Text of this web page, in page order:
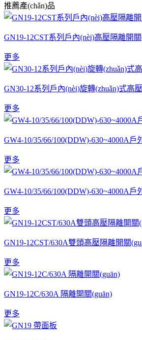
推薦產(chǎn)品
GN19-12CST系列戶內(nèi)高壓隔離開關
更多
GN30-12系列戶內(nèi)旋轉(zhuǎn)式高
更多
GW4-10/35/66/100(DDW)-630~4000A
更多
GW4-10/35/66/100(DDW)-630~4000A
更多
GN19-12CST/630A雙頭高壓隔離開關
更多
GN19-12C/630A 隔離開關(guān)
更多